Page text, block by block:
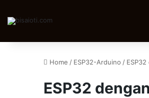
Home / ESP32-Arduino /
ESP32